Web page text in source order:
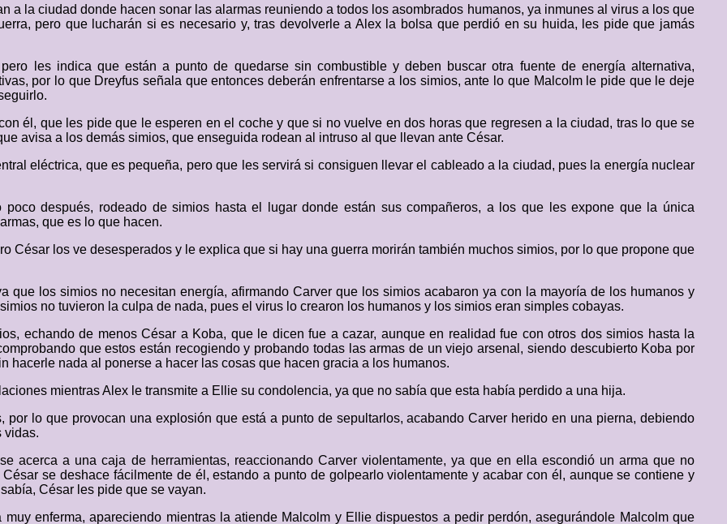
a la ciudad donde hacen sonar las alarmas reuniendo a todos los asombrados humanos, ya inmunes al virus a los que
pero que lucharán si es necesario y, tras devolverle a Alex la bolsa que perdió en su huida, les pide que jamás
les indica que están a punto de quedarse sin combustible y deben buscar otra fuente de energía alternativa,
por lo que Dreyfus señala que entonces deberán enfrentarse a los simios, ante lo que Malcolm le pide que le deje
él, que les pide que le esperen en el coche y que si no vuelve en dos horas que regresen a la ciudad, tras lo que se
avisa a los demás simios, que enseguida rodean al intruso al que llevan ante César.
eléctrica, que es pequeña, pero que les servirá si consiguen llevar el cableado a la ciudad, pues la energía nuclear
después, rodeado de simios hasta el lugar donde están sus compañeros, a los que les expone que la única
que es lo que hacen.
César los ve desesperados y le explica que si hay una guerra morirán también muchos simios, por lo que propone que
que los simios no necesitan energía, afirmando Carver que los simios acabaron ya con la mayoría de los humanos y
no tuvieron la culpa de nada, pues el virus lo crearon los humanos y los simios eran simples cobayas.
echando de menos César a Koba, que le dicen fue a cazar, aunque en realidad fue con otros dos simios hasta la
que estos están recogiendo y probando todas las armas de un viejo arsenal, siendo descubierto Koba por
hacerle nada al ponerse a hacer las cosas que hacen gracia a los humanos.
mientras Alex le transmite a Ellie su condolencia, ya que no sabía que esta había perdido a una hija.
lo que provocan una explosión que está a punto de sepultarlos, acabando Carver herido en una pierna, debiendo
vidas.
acerca a una caja de herramientas, reaccionando Carver violentamente, ya que en ella escondió un arma que no
se deshace fácilmente de él, estando a punto de golpearlo violentamente y acabar con él, aunque se contiene y
César les pide que se vayan.
enferma, apareciendo mientras la atiende Malcolm y Ellie dispuestos a pedir perdón, asegurándole Malcolm que